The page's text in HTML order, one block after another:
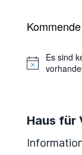
Hinweis
Es sind
Haus für